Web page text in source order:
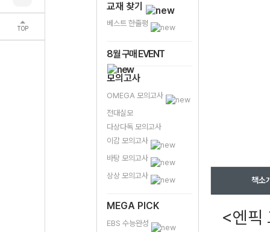
TOP
교재 찾기
베스트 한줄평
8월 구매 EVENT
모의고사
OMEGA 모의고사
전대실모
다상다독 모의고사
이감 모의고사
바탕 모의고사
상상 모의고사
MEGA PICK
EBS 수능완성
책소
<엔픽